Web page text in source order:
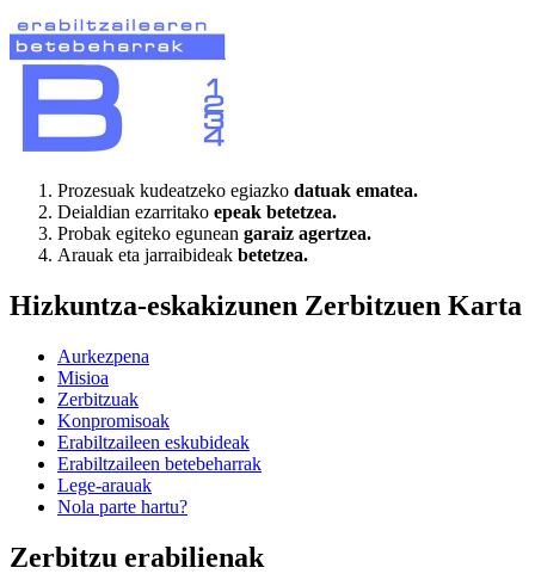
Prozesuak kudeatzeko egiazko datuak ematea.
Deialdian ezarritako epeak betetzea.
Probak egiteko egunean garaiz agertzea.
Arauak eta jarraibideak betetzea.
Hizkuntza-eskakizunen Zerbitzuen Karta
Aurkezpena
Misioa
Zerbitzuak
Konpromisoak
Erabiltzaileen eskubideak
Erabiltzaileen betebeharrak
Lege-arauak
Nola parte hartu?
Zerbitzu erabilienak